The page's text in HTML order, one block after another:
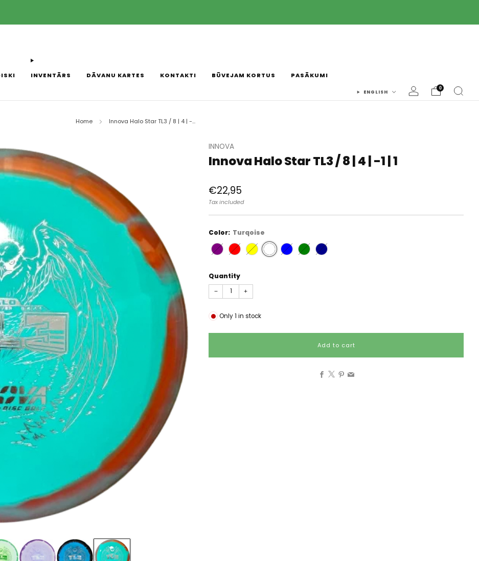
INVENTĀRS DĀVANU KARTES KONTAKTI BŪVEJAM KORTUS PASĀKUMI
ENGLISH
0
Home Innova Halo Star TL3 / 8 | 4 | -...
INNOVA
Innova Halo Star TL3 / 8 | 4 | -1 | 1
Regular
price
€22,95
Tax included
Color: Turqoise
Quantity
− +
Only1 in stock
Add to cart
Facebook